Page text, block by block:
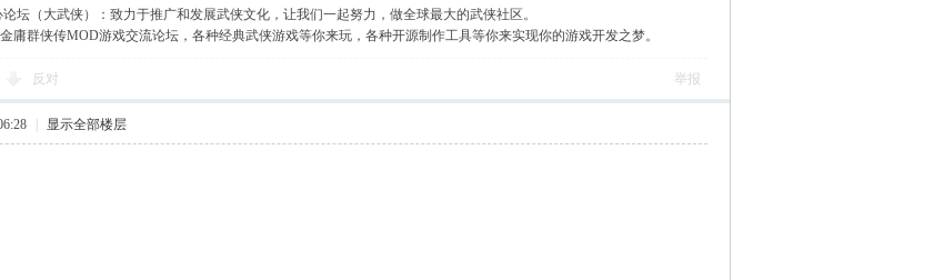
论坛（大武侠）：致力于推广和发展武侠文化，让我们一起努力，做全球最大的武侠社区。
庸群侠传MOD游戏交流论坛，各种经典武侠游戏等你来玩，各种开源制作工具等你来实现你的游戏开发之梦。
反对 举报
显示全部楼层